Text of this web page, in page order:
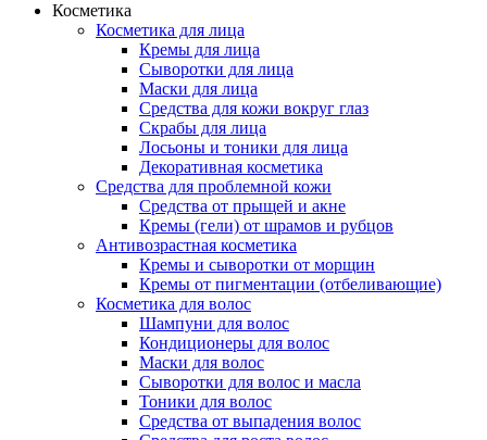
Косметика
Косметика для лица
Кремы для лица
Сыворотки для лица
Маски для лица
Средства для кожи вокруг глаз
Скрабы для лица
Лосьоны и тоники для лица
Декоративная косметика
Средства для проблемной кожи
Средства от прыщей и акне
Кремы (гели) от шрамов и рубцов
Антивозрастная косметика
Кремы и сыворотки от морщин
Кремы от пигментации (отбеливающие)
Косметика для волос
Шампуни для волос
Кондиционеры для волос
Маски для волос
Сыворотки для волос и масла
Тоники для волос
Средства от выпадения волос